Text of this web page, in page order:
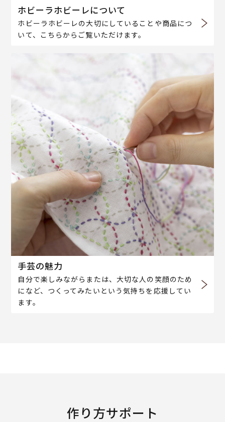
ホビーラホビーレについて
ホビーラホビーレの大切にしていることや商品につ
いて、こちらからご覧いただけます。
手芸の魅力
自分で楽しみながらまたは、大切な人の笑顔のため
になど、つくってみたいという気持ちを応援してい
ます。
作り方サポート